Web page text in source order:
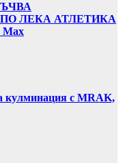
ЛЕКА АТЛЕТИКА
кулминация с MRAK,